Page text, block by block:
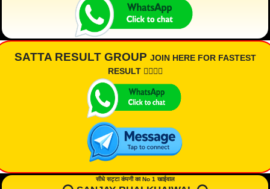
SATTA RESULT GROUP JOIN HERE FOR FASTEST
RESULT 👇🏾👇🏾
सीधे सट्टा कंपनी का No 1 खाईवाल